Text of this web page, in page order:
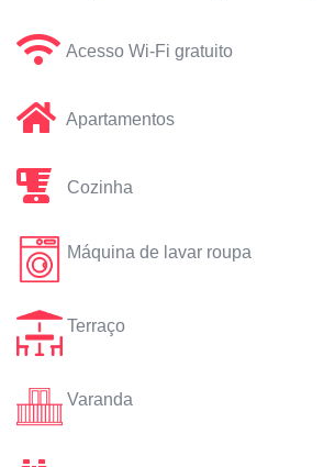
Acesso Wi-Fi gratuito
Apartamentos
Cozinha
Máquina de lavar roupa
Terraço
Varanda